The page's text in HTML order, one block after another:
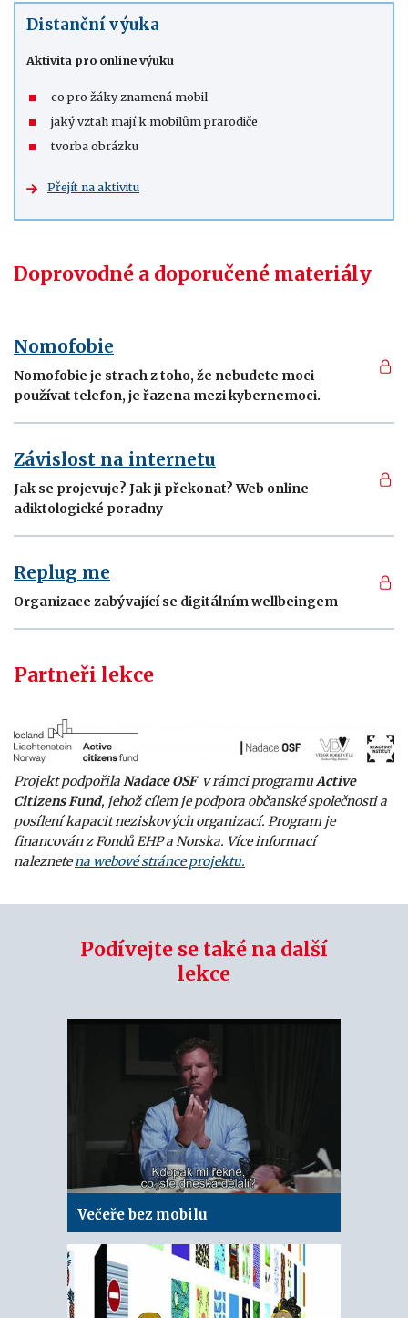
Distanční výuka
Aktivita pro online výuku
co pro žáky znamená mobil
jaký vztah mají k mobilům prarodiče
tvorba obrázku
Přejít na aktivitu
Doprovodné a doporučené materiály
Nomofobie
Nomofobie je strach z toho, že nebudete moci
používat telefon, je řazena mezi kybernemoci.
Závislost na internetu
Jak se projevuje? Jak ji překonat? Web online
adiktologické poradny
Replug me
Organizace zabývající se digitálním wellbeingem
Partneři lekce
Projekt podpořilaNadace OSF v rámci programuActive
Citizens Fund, jehož cílem je podpora občanské společnosti a
posílení kapacit neziskových organizací. Program je
financován z Fondů EHP a Norska. Více informací
naleznetena webové stránce projektu.
Podívejte se také na další
lekce
Večeře bez mobilu